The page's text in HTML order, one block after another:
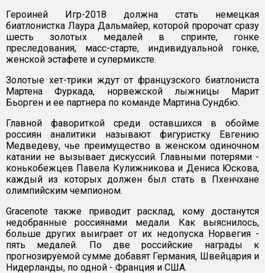
Героиней Игр-2018 должна стать немецкая
биатлонистка Лаура Дальмайер, которой пророчат сразу
шесть золотых медалей в спринте, гонке
преследования, масс-старте, индивидуальной гонке,
женской эстафете и супермиксте.
Золотые хет-трики ждут от французского биатлониста
Мартена Фуркада, норвежской лыжницы Марит
Бьорген и ее партнера по команде Мартина Сундбю.
Главной фавориткой среди оставшихся в обойме
россиян аналитики называют фигуристку Евгению
Медведеву, чье преимущество в женском одиночном
катании не вызывает дискуссий. Главными потерями -
конькобежцев Павела Кулижникова и Дениса Юскова,
каждый из которых должен был стать в Пхенчхане
олимпийским чемпионом.
Gracenote также приводит расклад, кому достанутся
недобранные россиянами медали. Как выяснилось,
больше других выиграет от их недопуска Норвегия -
пять медалей. По две российские награды к
прогнозируемой сумме добавят Германия, Швейцария и
Нидерланды, по одной - Франция и США.